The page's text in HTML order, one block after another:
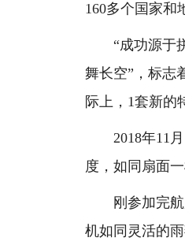
160多个国家和
“成功源于拼
舞长空”，标志
际上，1套新的
2018年11月
度，如同扇面
刚参加完航展
机如同灵活的